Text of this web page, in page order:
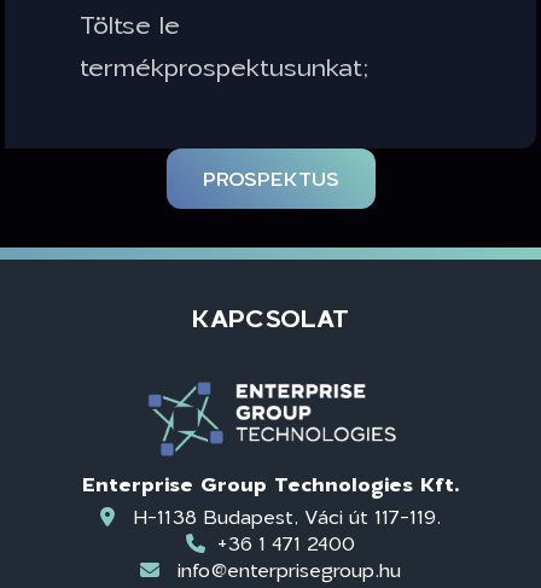
Töltse le
termékprospektusunkat;
PROSPEKTUS
KAPCSOLAT
Enterprise Group Technologies Kft.
H-1138 Budapest, Váci út 117-119.
+36 1 471 2400
info@enterprisegroup.hu